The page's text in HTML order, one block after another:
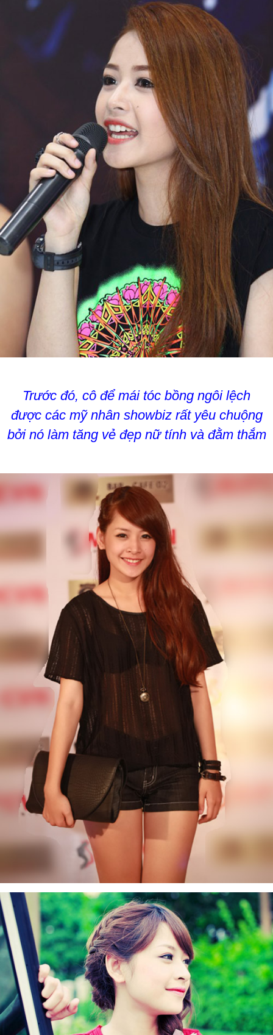
Trước đó, cô để mái tóc bồng ngôi lệch
được các mỹ nhân showbiz rất yêu chuộng
bởi nó làm tăng vẻ đẹp nữ tính và đằm thắm